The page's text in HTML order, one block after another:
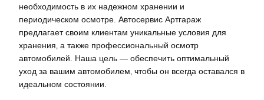
необходимость в их надежном хранении и
периодическом осмотре. Автосервис Артгараж
предлагает своим клиентам уникальные условия для
хранения‚ а также профессиональный осмотр
автомобилей. Наша цель — обеспечить оптимальный
уход за вашим автомобилем‚ чтобы он всегда оставался в
идеальном состоянии.